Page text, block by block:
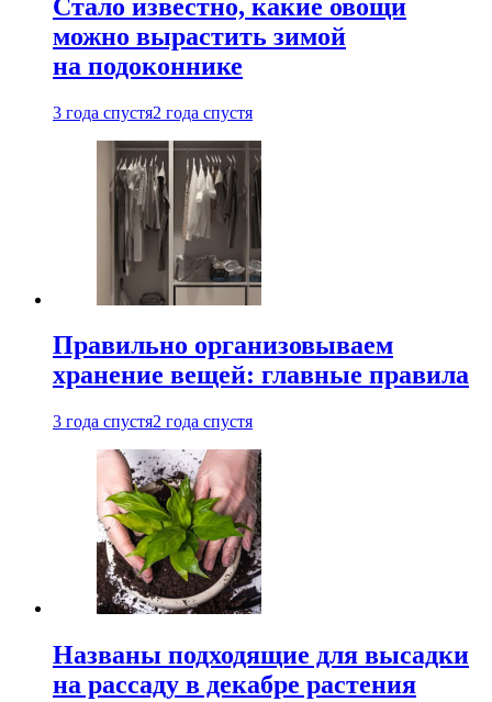
Стало известно, какие овощи
можно вырастить зимой
на подоконнике
3 года спустя2 года спустя
Правильно организовываем
хранение вещей: главные правила
3 года спустя2 года спустя
Названы подходящие для высадки
на рассаду в декабре растения